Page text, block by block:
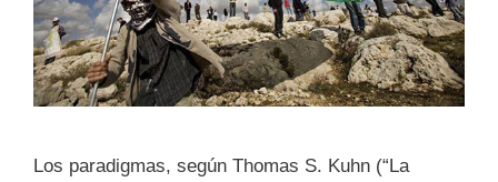
Los paradigmas, según Thomas S. Kuhn (“La